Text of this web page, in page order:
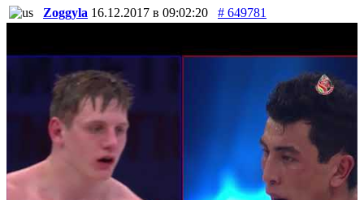
Zoggyla 16.12.2017 в 09:02:20 # 649781